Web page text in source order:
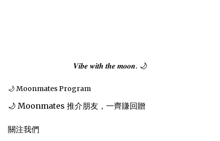
𝑽𝒊𝒃𝒆 𝒘𝒊𝒕𝒉 𝒕𝒉𝒆 𝒎𝒐𝒐𝒏. 🌙
🌙 Moonmates Program
🌙 Moonmates 推介朋友，一齊賺回贈
關注我們